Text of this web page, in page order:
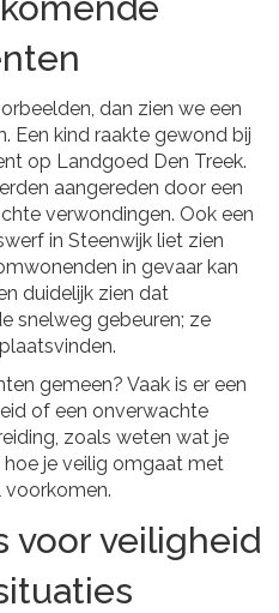
dan zien we een
Een kind raakte gewond bij
op Landgoed Den Treek.
aangereden door een
verwondingen. Ook een
in Steenwijk liet zien
in gevaar kan
duidelijk zien dat
snelweg gebeuren; ze
gemeen? Vaak is er een
of een onverwachte
zoals weten wat je
je veilig omgaat met
voorkomen.
voor veiligheid